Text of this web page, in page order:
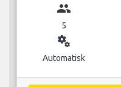
group
5
miscellaneous_services
Automatisk